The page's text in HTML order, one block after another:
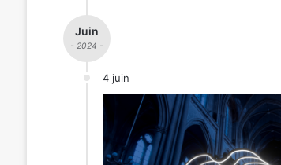
Juin
- 2024 -
4 juin